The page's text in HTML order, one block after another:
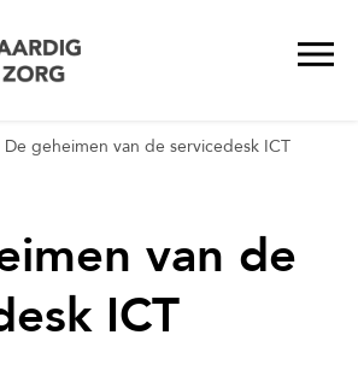
De geheimen van de servicedesk ICT
van de
ICT